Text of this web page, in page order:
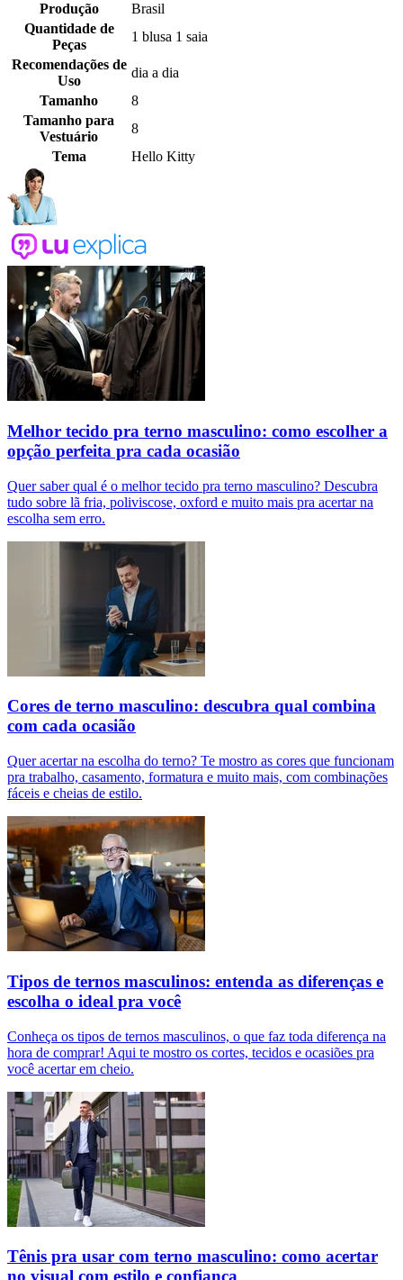
Produção
Brasil
Quantidade de
Peças
1 blusa 1 saia
Recomendações de
Uso
dia a dia
Tamanho
8
Tamanho para
Vestuário
8
Tema
Hello Kitty
Melhor tecido pra terno masculino: como escolher a
opção perfeita pra cada ocasião
Quer saber qual é o melhor tecido pra terno masculino? Descubra
tudo sobre lã fria, poliviscose, oxford e muito mais pra acertar na
escolha sem erro.
Cores de terno masculino: descubra qual combina
com cada ocasião
Quer acertar na escolha do terno? Te mostro as cores que funcionam
pra trabalho, casamento, formatura e muito mais, com combinações
fáceis e cheias de estilo.
Tipos de ternos masculinos: entenda as diferenças e
escolha o ideal pra você
Conheça os tipos de ternos masculinos, o que faz toda diferença na
hora de comprar! Aqui te mostro os cortes, tecidos e ocasiões pra
você acertar em cheio.
Tênis pra usar com terno masculino: como acertar
no visual com estilo e confiança